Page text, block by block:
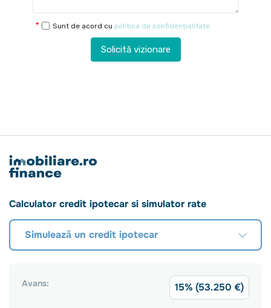
Sunt de acord cu politica de confidențialitate
Solicită vizionare